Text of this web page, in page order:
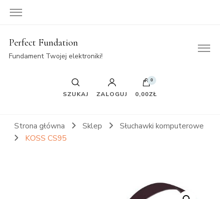
Perfect Fundation
Fundament Twojej elektroniki!
SZUKAJ ZALOGUJ
0
0,00ZŁ
Strona główna Sklep
Słuchawki komputerowe
KOSS CS95